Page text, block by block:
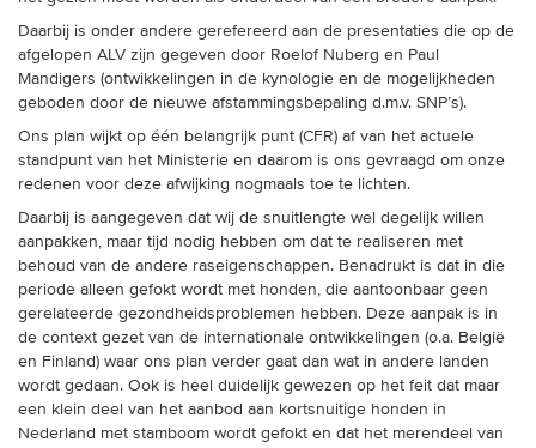
Inlog Mijn RvB account
Inlog leden / officials
Over ons
Contact & support
Veelgestelde vragen
Vacatures
Daarbij is onder andere gerefereerd aan de presentaties die op de
afgelopen ALV zijn gegeven door Roelof Nuberg en Paul
Mandigers (ontwikkelingen in de kynologie en de mogelijkheden
geboden door de nieuwe afstammingsbepaling d.m.v. SNP’s).
Ons plan wijkt op één belangrijk punt (CFR) af van het actuele
standpunt van het Ministerie en daarom is ons gevraagd om onze
redenen voor deze afwijking nogmaals toe te lichten.
Daarbij is aangegeven dat wij de snuitlengte wel degelijk willen
aanpakken, maar tijd nodig hebben om dat te realiseren met
behoud van de andere raseigenschappen. Benadrukt is dat in die
periode alleen gefokt wordt met honden, die aantoonbaar geen
gerelateerde gezondheidsproblemen hebben. Deze aanpak is in
de context gezet van de internationale ontwikkelingen (o.a. België
en Finland) waar ons plan verder gaat dan wat in andere landen
wordt gedaan. Ook is heel duidelijk gewezen op het feit dat maar
een klein deel van het aanbod aan kortsnuitige honden in
Nederland met stamboom wordt gefokt en dat het merendeel van